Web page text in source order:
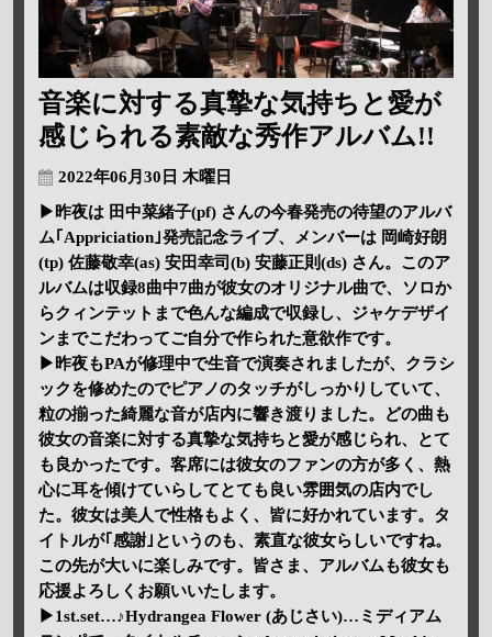
音楽に対する真摯な気持ちと愛が
感じられる素敵な秀作アルバム!!
2022年06月30日 木曜日
▶昨夜は 田中菜緒子(pf) さんの今春発売の待望のアルバ
ム｢Appriciation｣発売記念ライブ、メンバーは 岡崎好朗
(tp) 佐藤敬幸(as) 安田幸司(b) 安藤正則(ds) さん。このア
ルバムは収録8曲中7曲が彼女のオリジナル曲で、ソロか
らクィンテットまで色んな編成で収録し、ジャケデザイ
ンまでこだわってご自分で作られた意欲作です。
▶昨夜もPAが修理中で生音で演奏されましたが、クラシ
ックを修めたのでピアノのタッチがしっかりしていて、
粒の揃った綺麗な音が店内に響き渡りました。どの曲も
彼女の音楽に対する真摯な気持ちと愛が感じられ、とて
も良かったです。客席には彼女のファンの方が多く、熱
心に耳を傾けていらしてとても良い雰囲気の店内でし
た。彼女は美人で性格もよく、皆に好かれています。タ
イトルが｢感謝｣というのも、素直な彼女らしいですね。
この先が大いに楽しみです。皆さま、アルバムも彼女も
応援よろしくお願いいたします。
▶1st.set…♪Hydrangea Flower (あじさい)…ミディアム